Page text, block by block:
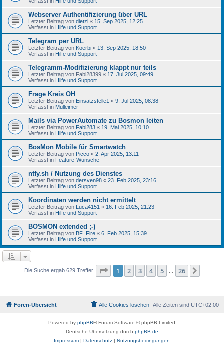
Webserver Authentifizierung über URL
Letzter Beitrag von dietzi « 15. Sep 2025, 12:25
Verfasst in Hilfe und Support
Telegram per URL
Letzter Beitrag von Koerbi « 13. Sep 2025, 18:50
Verfasst in Hilfe und Support
Telegramm-Modifizierung klappt nur teils
Letzter Beitrag von Fabi28399 « 17. Jul 2025, 09:49
Verfasst in Hilfe und Support
Frage Kreis OH
Letzter Beitrag von Einsatzstelle1 « 9. Jul 2025, 08:38
Verfasst in Mülleimer
Mails via PowerAutomate zu Bosmon leiten
Letzter Beitrag von Fabi283 « 19. Mai 2025, 10:10
Verfasst in Hilfe und Support
BosMon Mobile für Smartwatch
Letzter Beitrag von Picco « 2. Apr 2025, 13:11
Verfasst in Feature-Wünsche
ntfy.sh / Nutzung des Dienstes
Letzter Beitrag von dersven98 « 23. Feb 2025, 23:16
Verfasst in Hilfe und Support
Koordinaten werden nicht ermittelt
Letzter Beitrag von Luca4151 « 16. Feb 2025, 21:23
Verfasst in Hilfe und Support
BOSMON extended ;-)
Letzter Beitrag von BF_Fire « 6. Feb 2025, 15:39
Verfasst in Hilfe und Support
Die Suche ergab 629 Treffer Seite 1von 26
1 2 3 4 5 26
Foren-Übersicht Alle Zeiten sind UTC+02:00
Alle Cookies löschen
Powered by phpBB® Forum Software © phpBB Limited
Deutsche Übersetzung durch phpBB.de
Impressum | Datenschutz | Nutzungsbedingungen